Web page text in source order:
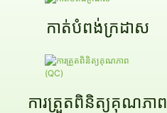
កាត់បំពង់ក្រដាស
ការត្រួតពិនិត្យគុណភាព